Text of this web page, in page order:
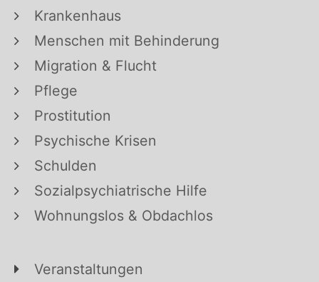
Krankenhaus
Menschen mit Behinderung
Migration & Flucht
Pflege
Prostitution
Psychische Krisen
Schulden
Sozialpsychiatrische Hilfe
Wohnungslos & Obdachlos
Veranstaltungen